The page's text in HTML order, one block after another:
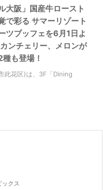
大阪」国産牛ロースト
で彩る サマーリゾート
ツブッフェを6月1日よ
ンチェリー、メロンが
も登場！
此花区)は、3F「Dining
ックス